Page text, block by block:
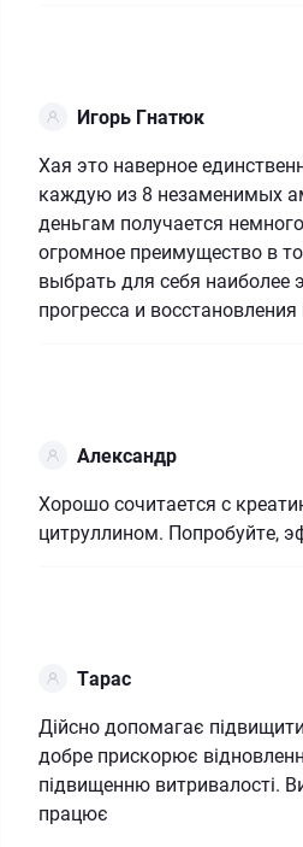
Игорь Гнатюк
Хая это наверное
каждую из 8 незаменимых
деньгам получается
огромное преимущество в
выбрать для себя
прогресса и
Александр
Хорошо сочитается с
цитруллином. Попробуйте,
Тарас
Дійсно допомагає
добре прискорює
підвищенню витривалості.
працює